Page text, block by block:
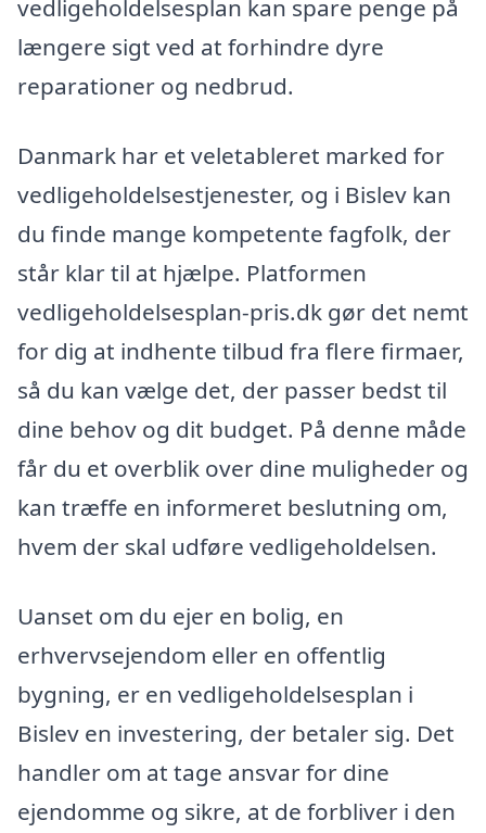
vedligeholdelsesplan kan spare penge på
længere sigt ved at forhindre dyre
reparationer og nedbrud.
Danmark har et veletableret marked for
vedligeholdelsestjenester, og i Bislev kan
du finde mange kompetente fagfolk, der
står klar til at hjælpe. Platformen
vedligeholdelsesplan-pris.dk gør det nemt
for dig at indhente tilbud fra flere firmaer,
så du kan vælge det, der passer bedst til
dine behov og dit budget. På denne måde
får du et overblik over dine muligheder og
kan træffe en informeret beslutning om,
hvem der skal udføre vedligeholdelsen.
Uanset om du ejer en bolig, en
erhvervsejendom eller en offentlig
bygning, er en vedligeholdelsesplan i
Bislev en investering, der betaler sig. Det
handler om at tage ansvar for dine
ejendomme og sikre, at de forbliver i den